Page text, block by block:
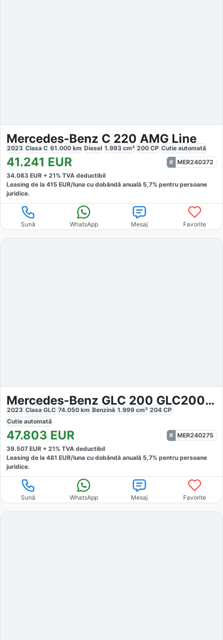
Mercedes-Benz C 220 AMG Line
2023 Clasa C 61.000 km Diesel 1.993 cm³ 200 CP Cutie automată
41.241 EUR
MER240372
34.083 EUR + 21% TVA deductibil
Leasing de la 415 EUR/luna cu dobăndă anuală 5,7% pentru persoane
juridice.
Sună WhatsApp Mesaj Favorite
Mercedes-Benz GLC 200 GLC200 4M AMG
2023 Clasa GLC 74.050 km Benzină 1.999 cm³ 204 CP
Cutie automată
47.803 EUR
MER240275
39.507 EUR + 21% TVA deductibil
Leasing de la 481 EUR/luna cu dobăndă anuală 5,7% pentru persoane
juridice.
Sună WhatsApp Mesaj Favorite